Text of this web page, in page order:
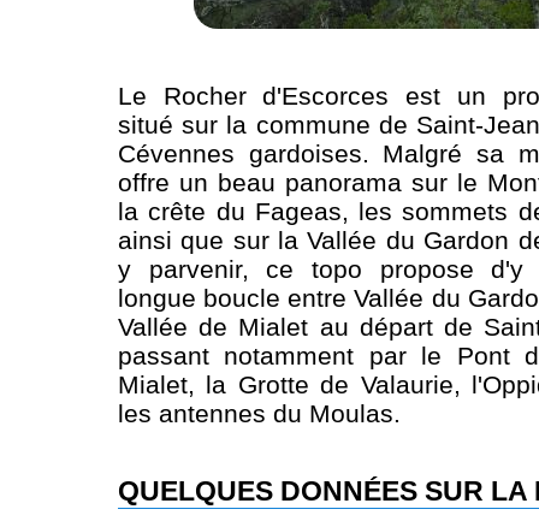
Le Rocher d'Escorces est un
situé sur la commune de Saint-
Cévennes gardoises. Malgré sa
offre un beau panorama sur le
la crête du Fageas, les sommets
ainsi que sur la Vallée du Gardon
y parvenir, ce topo propose d'y
longue boucle entre Vallée du
Vallée de Mialet au départ de
passant notamment par le Pont
Mialet, la Grotte de Valaurie,
les antennes du Moulas.
QUELQUES DONNÉES SUR LA